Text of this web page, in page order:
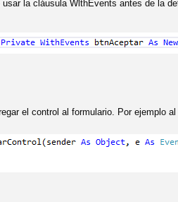
la cláusula WlthEvents antes de la
el control al formulario. Por ejemplo